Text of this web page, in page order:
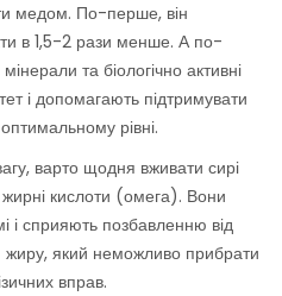
медом. По-перше, він
в 1,5-2 рази менше. А по-
та біологічно активні
і допомагають підтримувати
рівні.
варто щодня вживати сирі
жирні кислоти (омега). Вони
і сприяють позбавленню від
жиру, який неможливо прибрати
вправ.